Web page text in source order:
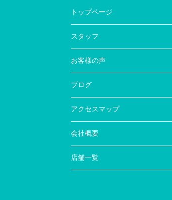
トップページ
スタッフ
お客様の声
ブログ
アクセスマップ
会社概要
店舗一覧